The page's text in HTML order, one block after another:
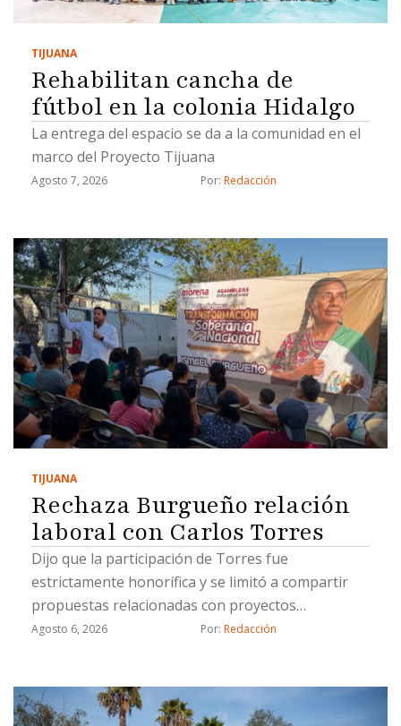
TIJUANA
Rehabilitan cancha de
fútbol en la colonia Hidalgo
La entrega del espacio se da a la comunidad en el
marco del Proyecto Tijuana
Agosto 7, 2026 Por: Redacción
TIJUANA
Rechaza Burgueño relación
laboral con Carlos Torres
Dijo que la participación de Torres fue
estrictamente honorífica y se limitó a compartir
propuestas relacionadas con proyectos
estratégicos
Agosto 6, 2026 Por: Redacción